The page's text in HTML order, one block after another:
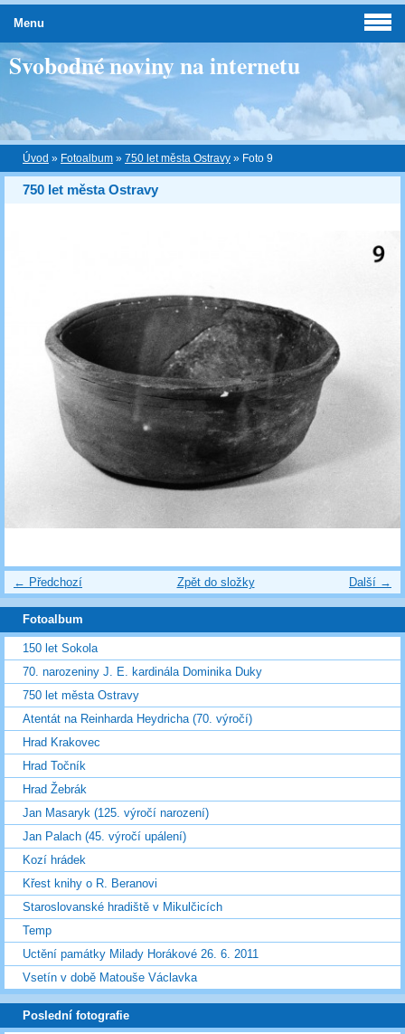
Svobodné noviny na internetu
Úvod » Fotoalbum » 750 let města Ostravy » Foto 9
750 let města Ostravy
← Předchozí Další →
Zpět do složky
Menu
Fotoalbum
150 let Sokola
70. narozeniny J. E. kardinála Dominika Duky
750 let města Ostravy
Atentát na Reinharda Heydricha (70. výročí)
Hrad Krakovec
Hrad Točník
Hrad Žebrák
Jan Masaryk (125. výročí narození)
Jan Palach (45. výročí upálení)
Kozí hrádek
Křest knihy o R. Beranovi
Staroslovanské hradiště v Mikulčicích
Temp
Uctění památky Milady Horákové 26. 6. 2011
Vsetín v době Matouše Václavka
Poslední fotografie